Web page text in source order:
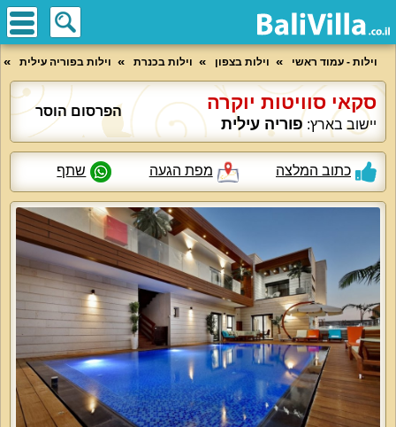
וילות - עמוד ראשי וילות בצפון וילות בכנרת וילות בפוריה עילית
סקאי סוויטות יוקרה
יישוב בארץ: פוריה עילית
הפרסום הוסר
כתוב המלצה מפת הגעה שתף